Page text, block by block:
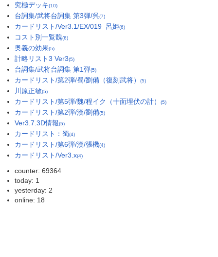
究極デッキ(10)
台詞集/武将台詞集 第3弾/呉(7)
カードリスト/Ver3.1/EX/019_呂姫(6)
コスト別一覧魏(6)
奥義の効果(5)
計略リスト3 Ver3(5)
台詞集/武将台詞集 第1弾(5)
カードリスト/第2弾/蜀/劉備（復刻武将） (5)
川原正敏(5)
カードリスト/第5弾/魏/程イク（十面埋伏の計） (5)
カードリスト/第2弾/漢/劉備(5)
Ver3.7.3D情報(5)
カードリスト：蜀(4)
カードリスト/第6弾/漢/張機(4)
カードリスト/Ver3.x(4)
counter: 69364
today: 1
yesterday: 2
online: 18